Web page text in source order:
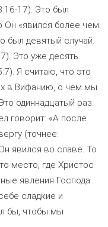
17). Это был
Он «явился более чем
был девятый случай.
Это уже десять.
Я считаю, что это
в Вифанию, о чём мы
одиннадцатый раз.
говорит: «А после
(точнее:
явился во славе. То
место, где Христос
явления Господа
сладкие и
бы, чтобы мы